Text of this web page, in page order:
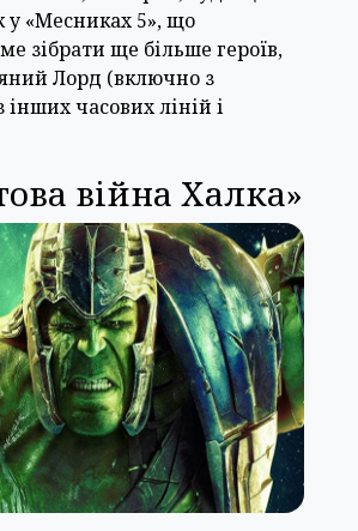
у «Месниках 5», що
зібрати ще більше героїв,
Лорд (включно з
інших часових ліній і
війна Халка»